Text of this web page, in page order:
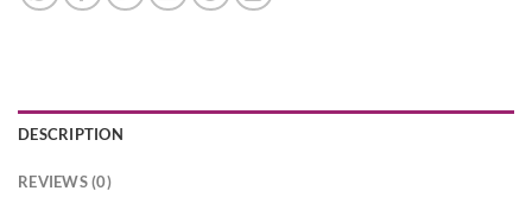
DESCRIPTION
REVIEWS (0)